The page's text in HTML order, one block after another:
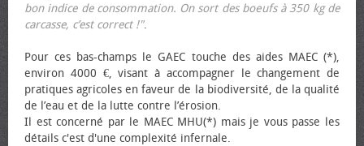
bon indice de consommation. On sort des bœufs à 350 kg de
carcasse, c’est correct !".
Pour ces bas-champs le GAEC touche des aides MAEC (*),
environ 4000 €, visant à accompagner le changement de
pratiques agricoles en faveur de la biodiversité, de la qualité
de l’eau et de la lutte contre l’érosion.
Il est concerné par le MAEC MHU(*) mais je vous passe les
détails c'est d'une complexité infernale.